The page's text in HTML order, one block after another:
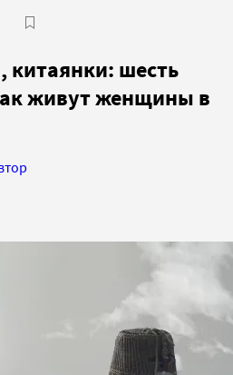
китаянки: шесть
живут женщины в